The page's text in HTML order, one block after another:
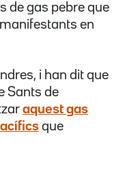
de gas pebre que
en
i han dit que
Sants de
aquest gas
que